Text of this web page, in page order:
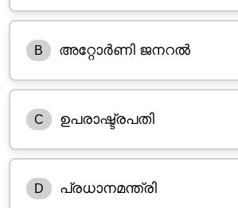
B അറ്റോർണി ജനറൽ
C ഉപരാഷ്ട്രപതി
D പ്രധാനമന്ത്രി